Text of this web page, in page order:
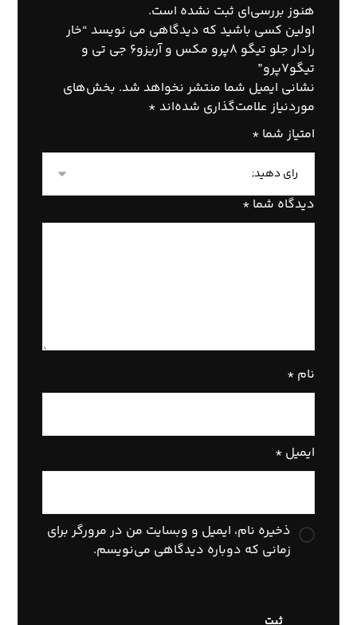
هنوز بررسی‌ای ثبت نشده است.
اولین کسی باشید که دیدگاهی می نویسد “خار
رادار جلو تیگو ٨پرو مکس و آریزو۶ جی تی و
تیگو٧پرو”
نشانی ایمیل شما منتشر نخواهد شد. بخش‌های
موردنیاز علامت‌گذاری شده‌اند *
امتیاز شما *
دیدگاه شما *
نام *
ایمیل *
ذخیره نام، ایمیل و وبسایت من در مرورگر برای
زمانی که دوباره دیدگاهی می‌نویسم.